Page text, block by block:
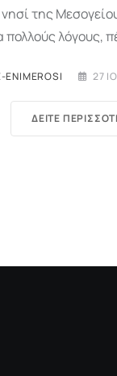
της
πολλούς λόγους,
ENIMEROSI 27
ΔΕΊΤΕ